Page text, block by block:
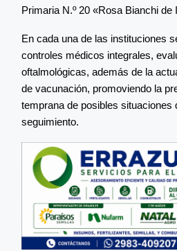
Primaria N.º 20 «Rosa Bianchi de
En cada una de las instituciones
controles médicos integrales,
oftalmológicas, además de la
de vacunación, promoviendo la
temprana de posibles situaciones
seguimiento.